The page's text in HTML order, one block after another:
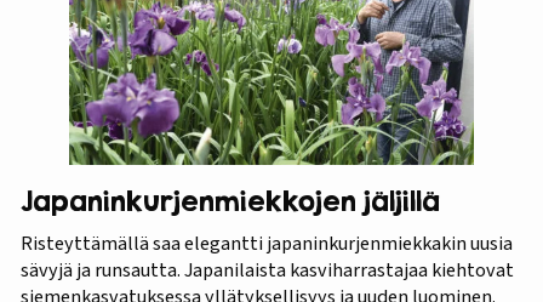
Japaninkurjenmiekkojen jäljillä
Risteyttämällä saa elegantti japaninkurjenmiekkakin uusia
sävyjä ja runsautta. Japanilaista kasviharrastajaa kiehtovat